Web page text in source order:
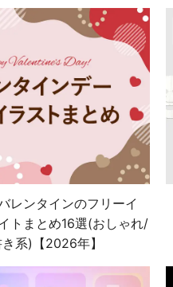
レンタインのフリーイ
トまとめ16選(おしゃれ/
系)【2026年】